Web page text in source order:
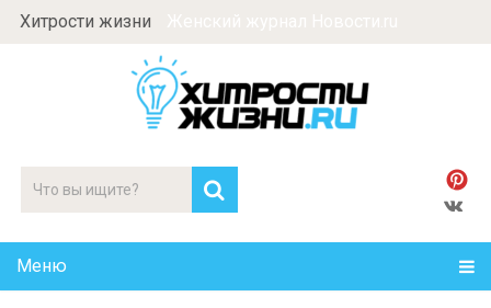
Хитрости жизни
Меню